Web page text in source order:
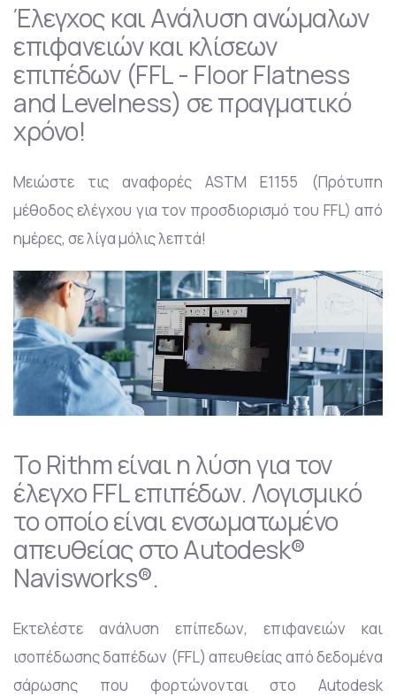
Έλεγχος και Ανάλυση ανώμαλων
επιφανειών και κλίσεων
επιπέδων (FFL - Floor Flatness
and Levelness) σε πραγματικό
χρόνο!
Μειώστε τις αναφορές ASTM E1155 (Πρότυπη
μέθοδος ελέγχου για τον προσδιορισμό του FFL) από
ημέρες, σε λίγα μόλις λεπτά!
Το Rithm είναι η λύση για τον
έλεγχο FFL επιπέδων. Λογισμικό
το οποίο είναι ενσωματωμένο
απευθείας στο Autodesk®
Navisworks®.
Εκτελέστε ανάλυση επίπεδων, επιφανειών και
ισοπέδωσης δαπέδων (FFL) απευθείας από δεδομένα
σάρωσης που φορτώνονται στο Autodesk